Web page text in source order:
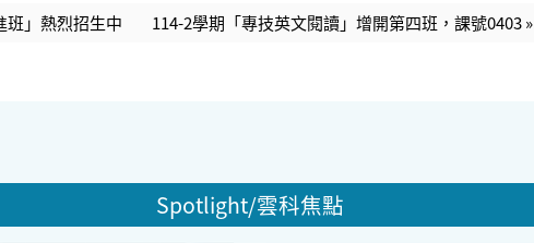
班」熱烈招生中 114-2學期「專技英文閱讀」增開第四班，課號0403 »
Spotlight/雲科焦點